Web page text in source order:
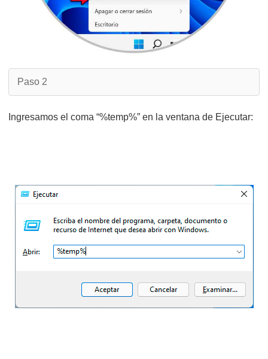
Paso 2
Ingresamos el coma “%temp%” en la ventana de Ejecutar: